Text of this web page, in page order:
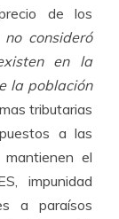
de los
consideró
en la
la población
tributarias
a las
el
impunidad
a paraísos